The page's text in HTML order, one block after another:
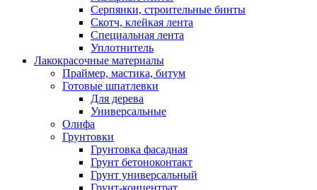
Серпянки, строительные бинты
Скотч, клейкая лента
Специальная лента
Уплотнитель
Лакокрасочные материалы
Праймер, мастика, битум
Готовые шпатлевки
Для дерева
Универсальные
Олифа
Грунтовки
Грунтовка фасадная
Грунт бетоноконтакт
Грунт универсальный